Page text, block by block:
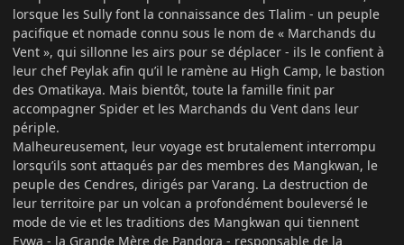
lorsque les Sully font la connaissance des Tlalim - un peuple
pacifique et nomade connu sous le nom de « Marchands du
Vent », qui sillonne les airs pour se déplacer - ils le confient à
leur chef Peylak afin qu’il le ramène au High Camp, le bastion
des Omatikaya. Mais bientôt, toute la famille finit par
accompagner Spider et les Marchands du Vent dans leur
périple.
Malheureusement, leur voyage est brutalement interrompu
lorsqu’ils sont attaqués par des membres des Mangkwan, le
peuple des Cendres, dirigés par Varang. La destruction de
leur territoire par un volcan a profondément bouleversé le
mode de vie et les traditions des Mangkwan qui tiennent
Eywa - la Grande Mère de Pandora - responsable de la